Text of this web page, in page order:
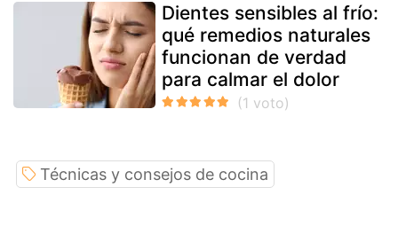
Dientes sensibles al frío:
qué remedios naturales
funcionan de verdad
para calmar el dolor
Técnicas y consejos de cocina